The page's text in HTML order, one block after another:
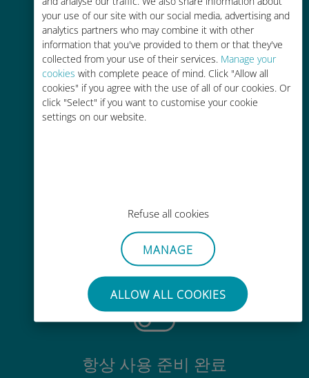
your use of our site with our social media, advertising and
analytics partners who may combine it with other
information that you've provided to them or that they've
collected from your use of their services. Manage your
cookies with complete peace of mind. Click "Allow all
cookies" if you agree with the use of all of our cookies. Or
click "Select" if you want to customise your cookie
settings on our website.
Refuse all cookies
MANAGE
ALLOW ALL COOKIES
간편한 충전
Wi-Fi나 남은 데이터가 없어도 Ubigi
간편한
기존 SIM 카드를 제거할 필요가 없습
니다.
항상 사용 준비 완료